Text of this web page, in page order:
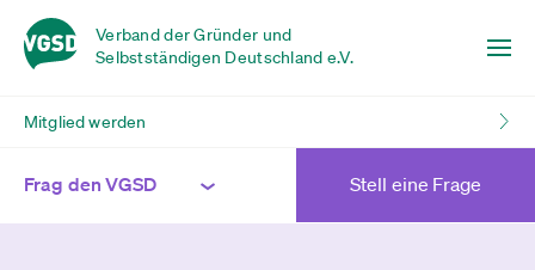
Verband der Gründer und
Selbstständigen Deutschland e.V.
Mitglied werden
Frag den VGSD Stell eine Frage